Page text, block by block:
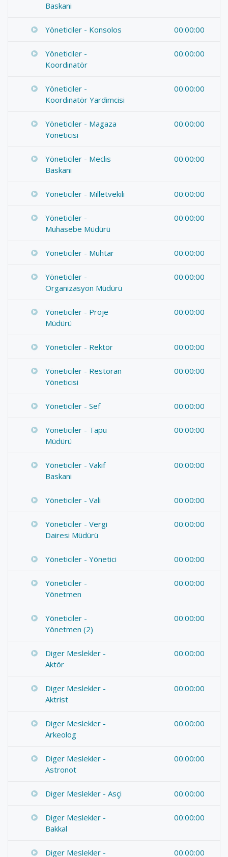
Baskani
Yöneticiler - Konsolos 00:00:00
Yöneticiler -
Koordinatör
00:00:00
Yöneticiler -
Koordinatör Yardimcisi
00:00:00
Yöneticiler - Magaza
Yöneticisi
00:00:00
Yöneticiler - Meclis
Baskani
00:00:00
Yöneticiler - Milletvekili 00:00:00
Yöneticiler -
Muhasebe Müdürü
00:00:00
Yöneticiler - Muhtar 00:00:00
Yöneticiler -
Organizasyon Müdürü
00:00:00
Yöneticiler - Proje
Müdürü
00:00:00
Yöneticiler - Rektör 00:00:00
Yöneticiler - Restoran
Yöneticisi
00:00:00
Yöneticiler - Sef 00:00:00
Yöneticiler - Tapu
Müdürü
00:00:00
Yöneticiler - Vakif
Baskani
00:00:00
Yöneticiler - Vali 00:00:00
Yöneticiler - Vergi
Dairesi Müdürü
00:00:00
Yöneticiler - Yönetici 00:00:00
Yöneticiler -
Yönetmen
00:00:00
Yöneticiler -
Yönetmen (2)
00:00:00
Diger Meslekler -
Aktör
00:00:00
Diger Meslekler -
Aktrist
00:00:00
Diger Meslekler -
Arkeolog
00:00:00
Diger Meslekler -
Astronot
00:00:00
Diger Meslekler - Asçi 00:00:00
Diger Meslekler -
Bakkal
00:00:00
Diger Meslekler - 00:00:00